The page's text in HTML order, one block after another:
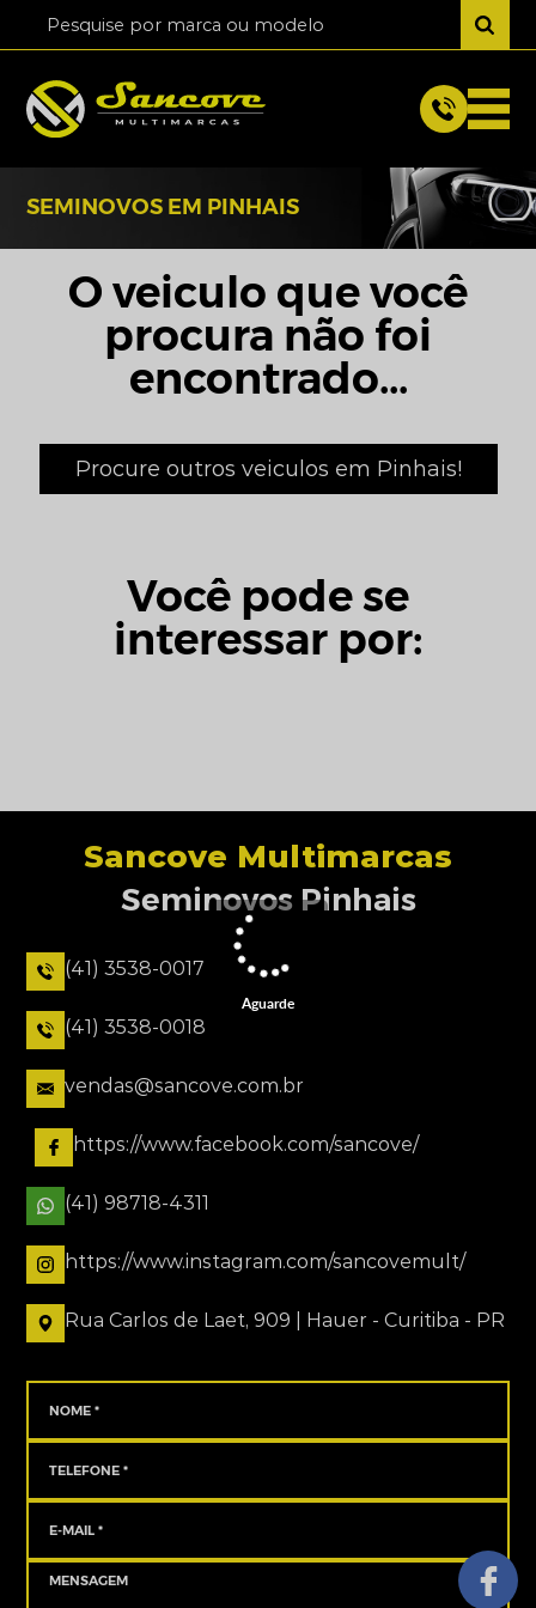
SEMINOVOS EM PINHAIS
O veiculo que você
procura não foi
encontrado...
Procure outros veiculos em Pinhais!
Você pode se
interessar por:
Sancove Multimarcas
Seminovos Pinhais
(41) 3538-0017
(41) 3538-0018
vendas@sancove.com.br
https://www.facebook.com/sancove/
(41) 98718-4311
https://www.instagram.com/sancovemult/
Rua Carlos de Laet, 909 | Hauer - Curitiba - PR
Aguarde